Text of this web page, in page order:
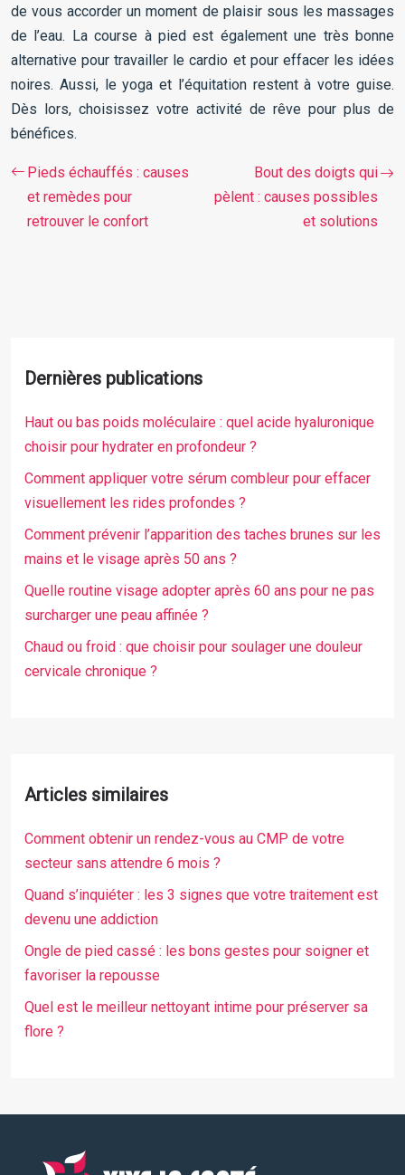
de vous accorder un moment de plaisir sous les massages
de l’eau. La course à pied est également une très bonne
alternative pour travailler le cardio et pour effacer les idées
noires. Aussi, le yoga et l’équitation restent à votre guise.
Dès lors, choisissez votre activité de rêve pour plus de
bénéfices.
Pieds échauffés : causes
et remèdes pour
retrouver le confort
Bout des doigts qui
pèlent : causes possibles
et solutions
Dernières publications
Haut ou bas poids moléculaire : quel acide hyaluronique
choisir pour hydrater en profondeur ?
Comment appliquer votre sérum combleur pour effacer
visuellement les rides profondes ?
Comment prévenir l’apparition des taches brunes sur les
mains et le visage après 50 ans ?
Quelle routine visage adopter après 60 ans pour ne pas
surcharger une peau affinée ?
Chaud ou froid : que choisir pour soulager une douleur
cervicale chronique ?
Articles similaires
Comment obtenir un rendez-vous au CMP de votre
secteur sans attendre 6 mois ?
Quand s’inquiéter : les 3 signes que votre traitement est
devenu une addiction
Ongle de pied cassé : les bons gestes pour soigner et
favoriser la repousse
Quel est le meilleur nettoyant intime pour préserver sa
flore ?